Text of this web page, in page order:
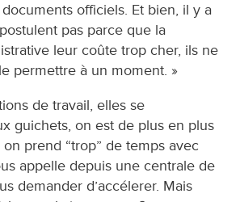
officiels. Et bien, il y a
pas parce que la
leur coûte trop cher, ils ne
permettre à un moment. »
de travail, elles se
guichets, on est de plus en plus
prend “trop” de temps avec
appelle depuis une centrale de
demander d’accélerer. Mais